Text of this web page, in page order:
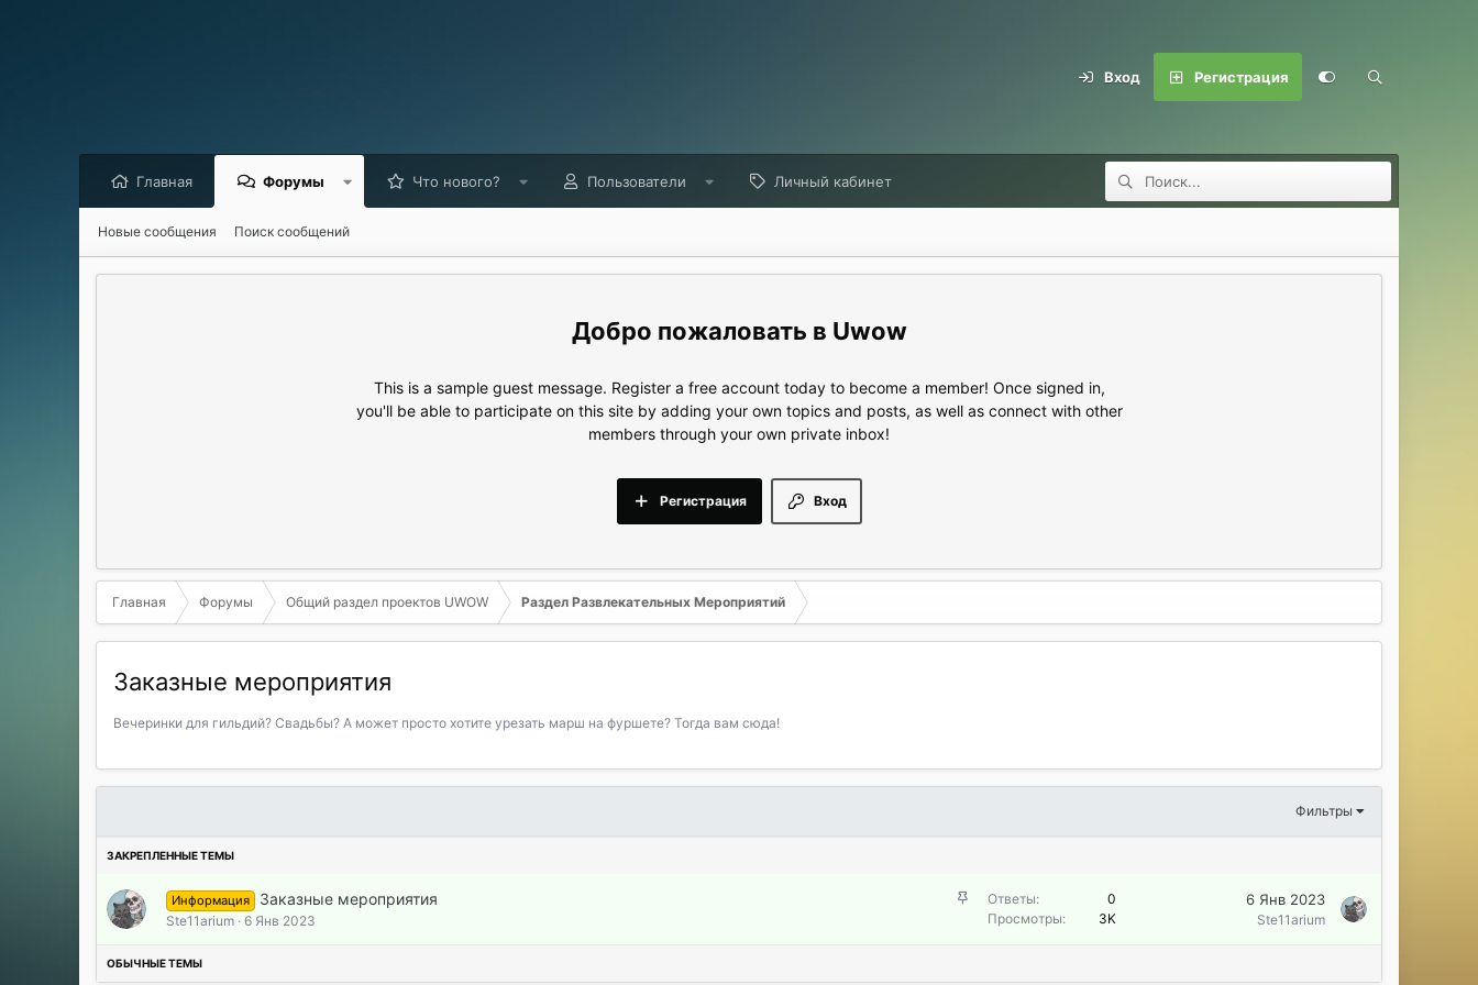
Вход Регистрация
Главная Форумы Что нового? Пользователи Личный кабинет
Новые сообщения Поиск сообщений
Uwow
This is a sample guest message. Register a free account today to become a member! Once signed in,
you'll be able to participate on this site by adding your own topics and posts, as well as connect with other
members through your own private inbox!
Вход
Регистрация
Главная Форумы Общий раздел проектов UWOW Раздел Развлекательных Мероприятий
Заказные мероприятия
Вечеринки для гильдий? Свадьбы? А может просто хотите урезать марш на фуршете? Тогда вам сюда!
Фильтры
З
е
Информация Заказные мероприятия
Ste11arium 6 Янв 2023
Ответы
0
Просмотры
3K
6 Янв 2023
Ste11arium